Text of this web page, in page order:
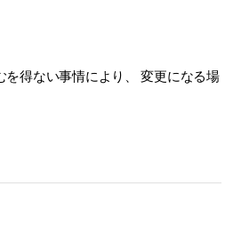
を得ない事情により、 変更になる場